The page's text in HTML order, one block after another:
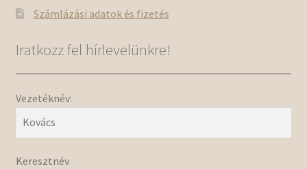
Számlázási adatok és fizetés
Iratkozz fel hírlevelünkre!
Vezetéknév:
Keresztnév